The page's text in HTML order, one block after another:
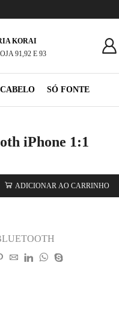
KORAI
91,92 E 93
SÓ FONTE
iPhone 1:1
ADICIONAR AO CARRINHO